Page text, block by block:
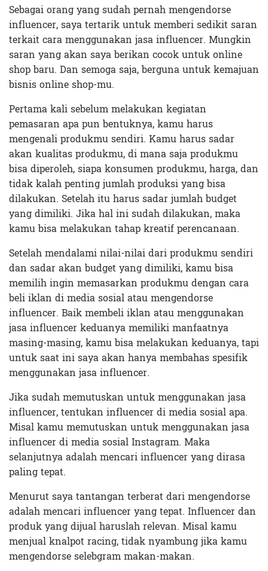
Sebagai orang yang sudah pernah mengendorse
influencer, saya tertarik untuk memberi sedikit saran
terkait cara menggunakan jasa influencer. Mungkin
saran yang akan saya berikan cocok untuk online
shop baru. Dan semoga saja, berguna untuk kemajuan
bisnis online shop-mu.
Pertama kali sebelum melakukan kegiatan
pemasaran apa pun bentuknya, kamu harus
mengenali produkmu sendiri. Kamu harus sadar
akan kualitas produkmu, di mana saja produkmu
bisa diperoleh, siapa konsumen produkmu, harga, dan
tidak kalah penting jumlah produksi yang bisa
dilakukan. Setelah itu harus sadar jumlah budget
yang dimiliki. Jika hal ini sudah dilakukan, maka
kamu bisa melakukan tahap kreatif perencanaan.
Setelah mendalami nilai-nilai dari produkmu sendiri
dan sadar akan budget yang dimiliki, kamu bisa
memilih ingin memasarkan produkmu dengan cara
beli iklan di media sosial atau mengendorse
influencer. Baik membeli iklan atau menggunakan
jasa influencer keduanya memiliki manfaatnya
masing-masing, kamu bisa melakukan keduanya, tapi
untuk saat ini saya akan hanya membahas spesifik
menggunakan jasa influencer.
Jika sudah memutuskan untuk menggunakan jasa
influencer, tentukan influencer di media sosial apa.
Misal kamu memutuskan untuk menggunakan jasa
influencer di media sosial Instagram. Maka
selanjutnya adalah mencari influencer yang dirasa
paling tepat.
Menurut saya tantangan terberat dari mengendorse
adalah mencari influencer yang tepat. Influencer dan
produk yang dijual haruslah relevan. Misal kamu
menjual knalpot racing, tidak nyambung jika kamu
mengendorse selebgram makan-makan.